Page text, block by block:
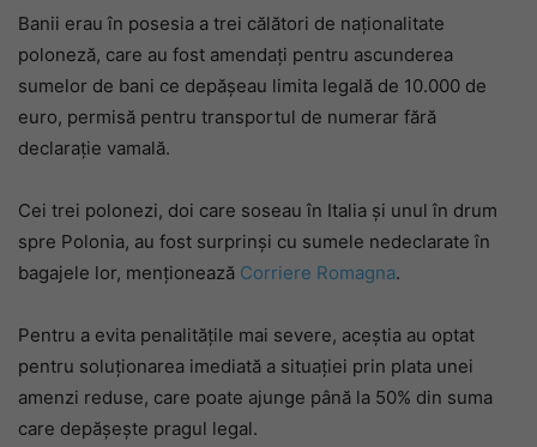
Banii erau în posesia a trei călători de naționalitate
poloneză, care au fost amendați pentru ascunderea
sumelor de bani ce depășeau limita legală de 10.000 de
euro, permisă pentru transportul de numerar fără
declarație vamală.
Cei trei polonezi, doi care soseau în Italia și unul în drum
spre Polonia, au fost surprinși cu sumele nedeclarate în
bagajele lor, menționează Corriere Romagna.
Pentru a evita penalitățile mai severe, aceștia au optat
pentru soluționarea imediată a situației prin plata unei
amenzi reduse, care poate ajunge până la 50% din suma
care depășește pragul legal.